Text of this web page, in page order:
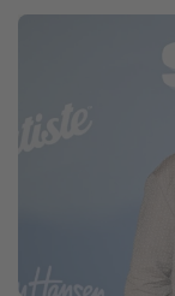
Účely zpracování,